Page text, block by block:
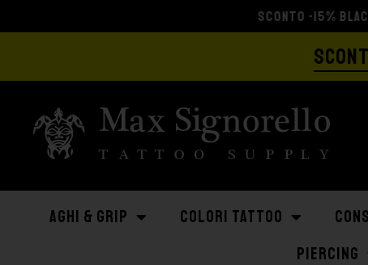
AGHI & GRIP COLORI TATTOO
PIERCING